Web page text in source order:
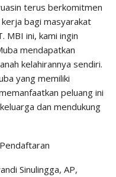
terus berkomitmen
bagi masyarakat
MBI ini, kami ingin
mendapatkan
kelahirannya sendiri.
yang memiliki
peluang ini
dan mendukung
Sinulingga, AP,